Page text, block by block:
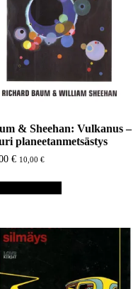
& Sheehan: Vulkanus –
planeetanmetsästys
€ 10,00 €